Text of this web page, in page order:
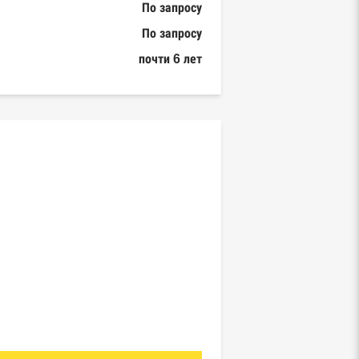
По запросу
По запросу
почти 6 лет